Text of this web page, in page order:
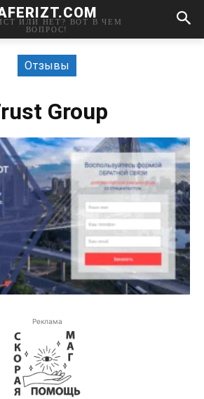
ИЛИ НЕТ? ВОТ В ЧЕМ
ВОПРОС!
Отзывы
Group
Реклама